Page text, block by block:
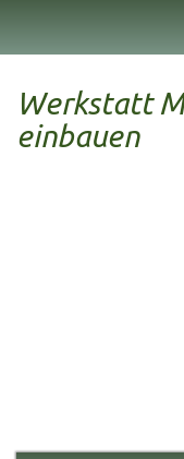
main
Werkstatt
einbauen